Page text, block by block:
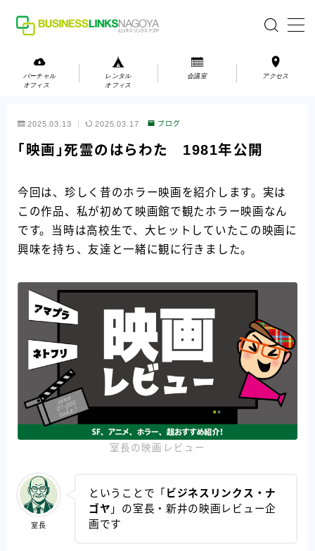
お問い合わせ
お問い合わせ
アクセス
会社案内
バーチャル
オフィス
レンタル
オフィス
会議室 アクセス
2025.03.13 2025.03.17 ブログ
「映画」死霊のはらわた 1981年公開
今回は、珍しく昔のホラー映画を紹介します。実は
この作品、私が初めて映画館で観たホラー映画なん
です。当時は高校生で、大ヒットしていたこの映画に
興味を持ち、友達と一緒に観に行きました。
室長の映画レビュー
室長
ということで「 ビジネスリンクス・ナ
ゴヤ 」の室長・新井の映画レビュー企
画です